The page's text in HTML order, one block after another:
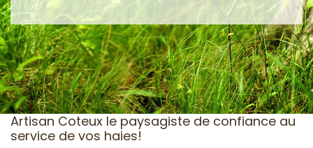
Artisan Coteux le paysagiste de confiance au
service de vos haies!